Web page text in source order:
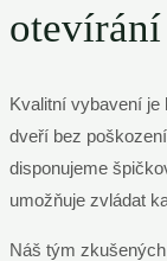
Kvalitní vybavení
dveří bez
disponujeme
umožňuje zvládat
Náš tým